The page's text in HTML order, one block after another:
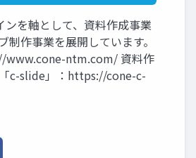
ンを軸として、資料作成事業
制作事業を展開しています。
www.cone-ntm.com/ 資料作
c-slide」：https://cone-c-